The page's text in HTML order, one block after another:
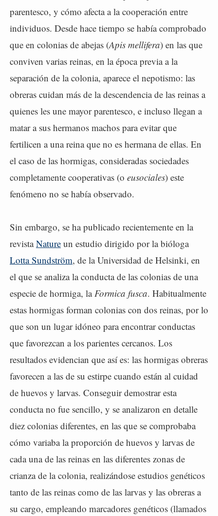
parentesco, y cómo afecta a la cooperación entre
individuos. Desde hace tiempo se había comprobado
que en colonias de abejas (Apis mellifera) en las que
conviven varias reinas, en la época previa a la
separación de la colonia, aparece el nepotismo: las
obreras cuidan más de la descendencia de las reinas a
quienes les une mayor parentesco, e incluso llegan a
matar a sus hermanos machos para evitar que
fertilicen a una reina que no es hermana de ellas. En
el caso de las hormigas, consideradas sociedades
completamente cooperativas (o eusociales) este
fenómeno no se había observado.
Sin embargo, se ha publicado recientemente en la
revistaNature un estudio dirigido por la bióloga
Lotta Sundström, de la Universidad de Helsinki, en
el que se analiza la conducta de las colonias de una
especie de hormiga, laFormica fusca. Habitualmente
estas hormigas forman colonias con dos reinas, por lo
que son un lugar idóneo para encontrar conductas
que favorezcan a los parientes cercanos. Los
resultados evidencian que así es: las hormigas obreras
favorecen a las de su estirpe cuando están al cuidad
de huevos y larvas. Conseguir demostrar esta
conducta no fue sencillo, y se analizaron en detalle
diez colonias diferentes, en las que se comprobaba
cómo variaba la proporción de huevos y larvas de
cada una de las reinas en las diferentes zonas de
crianza de la colonia, realizándose estudios genéticos
tanto de las reinas como de las larvas y las obreras a
su cargo, empleando marcadores genéticos (llamados